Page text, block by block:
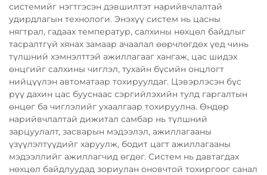
системийг нэгтгэсэн дэвшилтэт нарийвчлалтай
удирдлагын технологи. Энэхүү систем нь цасны
нягтрал, гадаах температур, салхины нөхцөл байдлыг
тасралтгүй хянах замаар ачаалал өөрчлөгдөх үед чинь
түлшний хэмнэлттэй ажиллагааг хангаж, цас шидэх
өнцгийг салхины чиглэл, тухайн бүсийн онцлогт
нийцүүлэн автоматаар тохируулдаг. Цэвэрлэсэн бүс
рүү дахин цас бууснаас сэргийлэхийн тулд гаргалтын
өнцөг ба чиглэлийг ухаалгаар тохируулна. Өндөр
нарийвчлалтай дижитал самбар нь түлшний
зарцуулалт, засварын мэдээлэл, ажиллагааны
үзүүлэлтүүдийг харуулж, бодит цагт ажиллагааны
мэдээллийг ажиллагчид өгдөг. Систем нь давтагдах
нөхцөл байдлуудад зориулан оновчтой тохиргоог санал